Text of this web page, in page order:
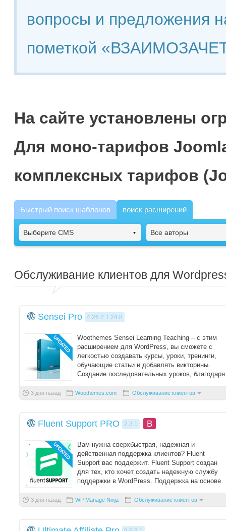
вопросы и предложения
пометкой
На сайте установлены
Для моно-тарифов
комплексных тарифов
Быстрый поиск шаблонов поиск расширений
Выберите CMS Все авторы
Обслуживание клиентов для
Sensei Pro 4.26.2.1.24.8
Woothemes Sensei Learning Teaching – с этим
расширением для WordPress, вы сможете с
легкостью создавать курсы, уроки, тренинги,
обучающие статьи и добавлять викторины.
Создание последовательных уроков, благодаря
3 дня назад Woothemes.com Обслуживание клиентов
Fluent Support PRO 2.3.1 B
Вам нужна сверхбыстрая, надежная и
действенная поддержка клиентов? Fluent
Support вас поддержит. Fluent Support создан
для тех, кто хочет создать надежную службу
поддержки в WordPress. Поддержка на основе
3 дня назад WP Manage Ninja Обслуживание клиентов